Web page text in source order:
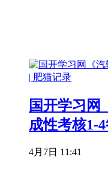
国开学习网
成性考核1-
4月7日 11:41